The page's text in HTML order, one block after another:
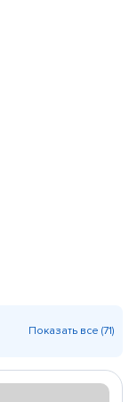
Показать все (71)